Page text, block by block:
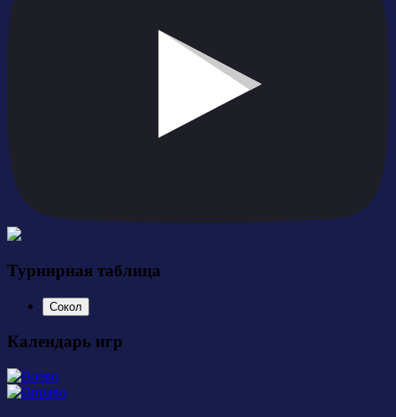
Турнирная таблица
Сокол
Календарь игр